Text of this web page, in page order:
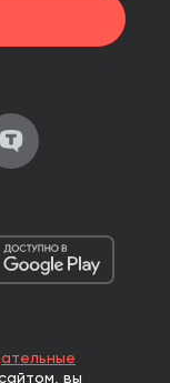
вы